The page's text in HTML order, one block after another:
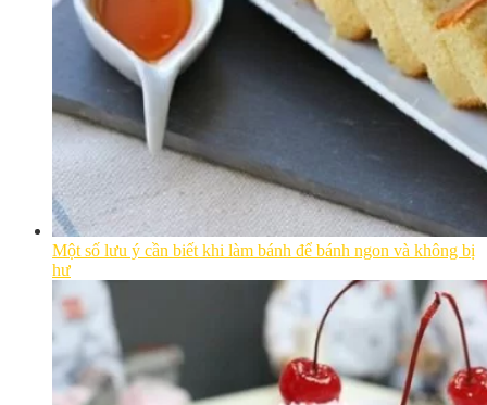
Một số lưu ý cần biết khi làm bánh để bánh ngon và không bị
hư